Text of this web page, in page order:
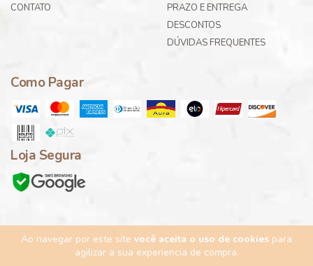
Ao navegar por este site você aceita o uso de cookies para
agilizar a sua experiencia de compra.
CONTATO
PRAZO E ENTREGA
DESCONTOS
DÚVIDAS FREQUENTES
Como Pagar
Loja Segura
Copyright Gourmella - 05.906.971/0001-19 - 2026. Todos os direitos
reservados.